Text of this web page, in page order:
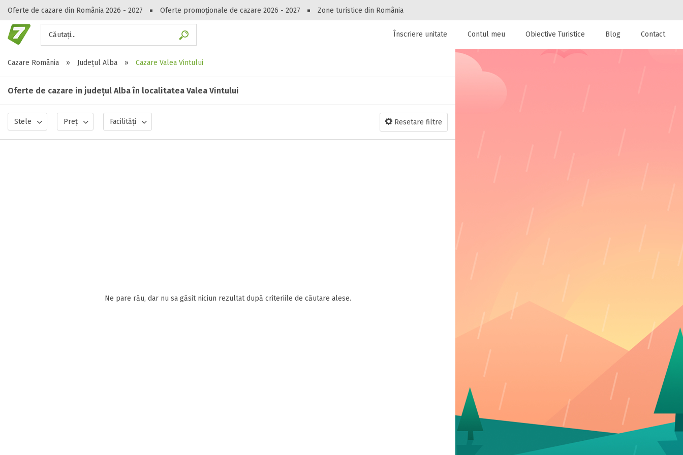
Oferte de cazare din România 2026 - 2027 Oferte promoționale de cazare 2026 - 2027 Zone turistice din România
Căutați...
Peste 10545 oferte de cazare!
Gasești hoteluri, pensiuni, vile, apartamente sau alte unitați de cazare la
Înscriere unitate Contul meu Obiective Turistice Blog Contact
Cazare România
» Județul Alba » Cazare Valea Vintului
Oferte de cazare in județul Alba în localitatea Valea Vintului
Stele Preț Facilități Resetare filtre
Ne pare rău, dar nu sa găsit niciun rezultat după criteriile de căutare alese.